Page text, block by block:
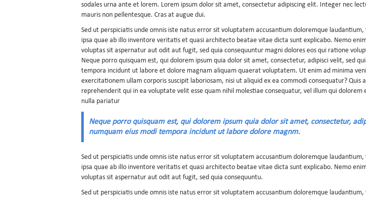
sodales urna ante et lorem. Lorem ipsum dolor sit amet, consectetur adipiscing elit. Integer nec
mauris non pellentesque. Cras at augue dui.
Sed ut perspiciatis unde omnis iste natus error sit voluptatem accusantium doloremque
ipsa quae ab illo inventore veritatis et quasi architecto beatae vitae dicta sunt explicabo. Nemo
voluptas sit aspernatur aut odit aut fugit, sed quia consequuntur magni dolores eos qui ratione
Neque porro quisquam est, qui dolorem ipsum quia dolor sit amet, consectetur, adipisci velit, sed
tempora incidunt ut labore et dolore magnam aliquam quaerat voluptatem. Ut enim ad minima
exercitationem ullam corporis suscipit laboriosam, nisi ut aliquid ex ea commodi consequatur? Quis
reprehenderit qui in ea voluptate velit esse quam nihil molestiae consequatur, vel illum qui dolorem
nulla pariatur
Neque porro quisquam est, qui dolorem ipsum quia dolor sit amet, consectetur,
numquam eius modi tempora incidunt ut labore dolore magnm.
Sed ut perspiciatis unde omnis iste natus error sit voluptatem accusantium doloremque
ipsa quae ab illo inventore veritatis et quasi architecto beatae vitae dicta sunt explicabo. Nemo
voluptas sit aspernatur aut odit aut fugit, sed quia consequuntu.
Sed ut perspiciatis unde omnis iste natus error sit voluptatem accusantium doloremque